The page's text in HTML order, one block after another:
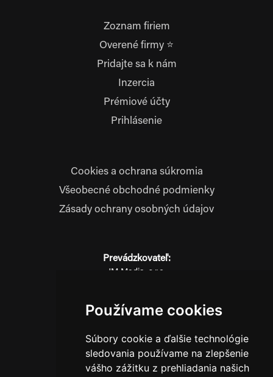
Používame cookies
Súbory cookie a ďalšie technológie
sledovania používame na zlepšenie
vášho zážitku z prehliadania našich
Zoznam firiem
Overené firmy ⭐
Pridajte sa k nám
Inzercia
Prémiové účty
Prihlásenie
Cookies a ochrana súkromia
Všeobecné obchodné podmienky
Zásady ochrany osobných údajov
Prevádzkovateľ:
JM Media, s.r.o.
DIČ: 2121076738